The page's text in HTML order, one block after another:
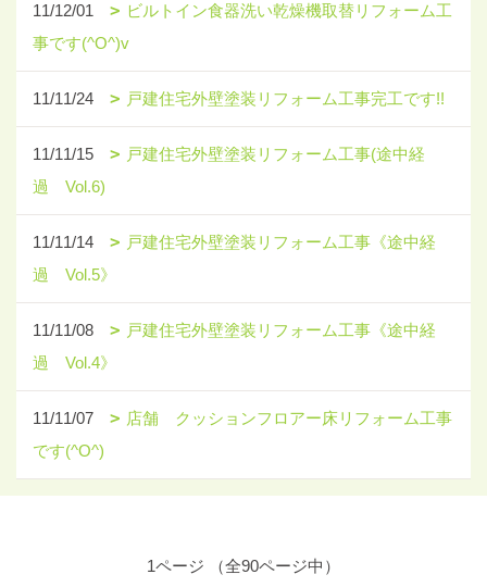
11/12/01
ビルトイン食器洗い乾燥機取替リフォーム工
事です(^O^)v
11/11/24 戸建住宅外壁塗装リフォーム工事完工です!!
11/11/15
戸建住宅外壁塗装リフォーム工事(途中経
過 Vol.6)
11/11/14
戸建住宅外壁塗装リフォーム工事《途中経
過 Vol.5》
11/11/08
戸建住宅外壁塗装リフォーム工事《途中経
過 Vol.4》
11/11/07
店舗 クッションフロアー床リフォーム工事
です(^O^)
1ページ （全90ページ中）